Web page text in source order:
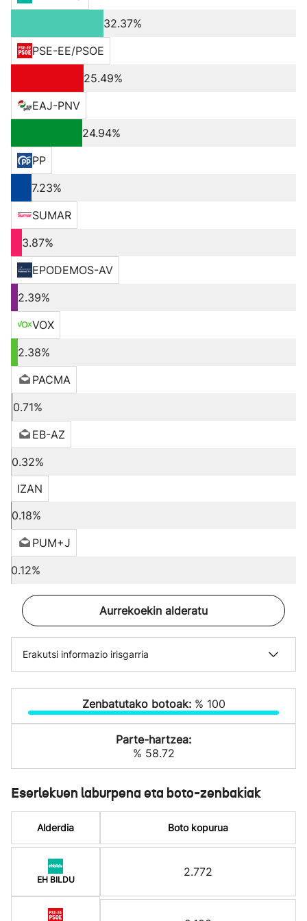
32.37%
PSE-EE/PSOE
25.49%
EAJ-PNV
24.94%
PP
7.23%
SUMAR
3.87%
EPODEMOS-AV
2.39%
VOX
2.38%
PACMA
0.71%
EB-AZ
0.32%
IZAN
0.18%
PUM+J
0.12%
Aurrekoekin alderatu
Erakutsi informazio irisgarria
Zenbatutako botoak: % 100
Parte-hartzea:
% 58.72
Eserlekuen laburpena eta boto-zenbakiak
Alderdia
EH BILDU
Boto kopurua
2.772